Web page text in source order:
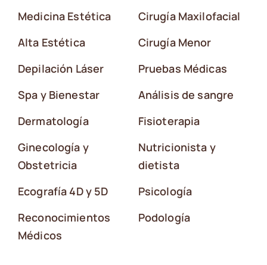
Medicina Estética
Alta Estética
Depilación Láser
Spa y Bienestar
Dermatología
Ginecología y
Obstetricia
Ecografía 4D y 5D
Reconocimientos
Médicos
Cirugía Maxilofacial
Cirugía Menor
Pruebas Médicas
Análisis de sangre
Fisioterapia
Nutricionista y
dietista
Psicología
Podología